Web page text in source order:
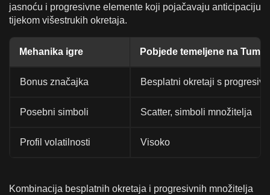
jasnoću i progresivne elemente koji pojačavaju anticipaciju
tijekom višestrukih okretaja.
Mehanika igre Pobjede temeljene na
Bonus značajka Besplatni okretaji s
Posebni simboli Scatter, simboli množitelja
Profil volatilnosti Visoko
Kombinacija besplatnih okretaja i progresivnih množitelja